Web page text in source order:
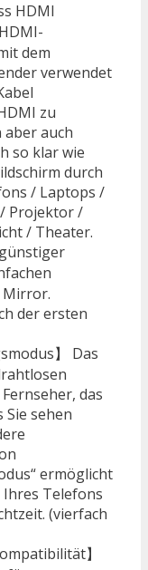
HDMI
dem
verwendet
zu
auch
so klar wie
durch
/ Laptops /
Projektor /
/ Theater.
Mirror.
der ersten
】 Das
das
Sie sehen
ermöglicht
Ihres Telefons
(vierfach
】